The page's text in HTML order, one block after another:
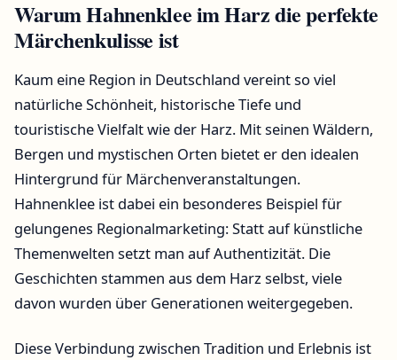
Warum Hahnenklee im Harz die perfekte
Märchenkulisse ist
Kaum eine Region in Deutschland vereint so viel
natürliche Schönheit, historische Tiefe und
touristische Vielfalt wie der Harz. Mit seinen Wäldern,
Bergen und mystischen Orten bietet er den idealen
Hintergrund für Märchenveranstaltungen.
Hahnenklee ist dabei ein besonderes Beispiel für
gelungenes Regionalmarketing: Statt auf künstliche
Themenwelten setzt man auf Authentizität. Die
Geschichten stammen aus dem Harz selbst, viele
davon wurden über Generationen weitergegeben.
Diese Verbindung zwischen Tradition und Erlebnis ist